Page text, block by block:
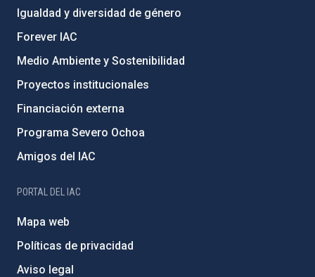
Igualdad y diversidad de género
Forever IAC
Medio Ambiente y Sostenibilidad
Proyectos institucionales
Financiación externa
Programa Severo Ochoa
Amigos del IAC
PORTAL DEL IAC
Mapa web
Políticas de privacidad
Aviso legal